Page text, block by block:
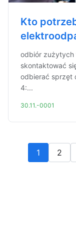
Kto
odbiór zużytych
skontaktować
odbierać sprzęt
4:...
30.11.-0001
1 2